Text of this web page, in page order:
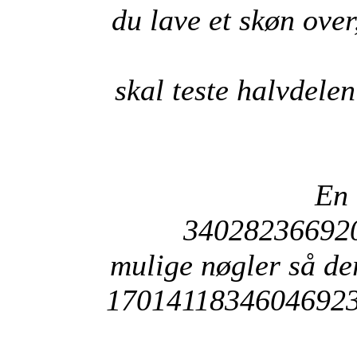
du lave et skøn
skal teste
En
mulige nøgler så